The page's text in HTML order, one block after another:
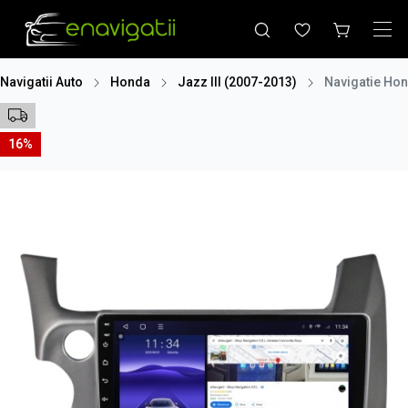
Navigatii Auto Honda Jazz III (2007-2013) Navigatie
16%